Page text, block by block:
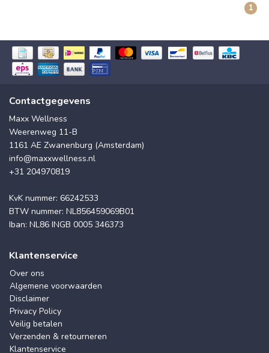
1
Contactgegevens
Maxx Wellness
Weerenweg 11-B
1161 AE Zwanenburg (Amsterdam)
info@maxxwellness.nl
+31 204970819
KvK nummer: 66242533
BTW nummer: NL856459069B01
Iban: NL86 INGB 0005 346373
Klantenservice
Over ons
Algemene voorwaarden
Disclaimer
Privacy Policy
Veilig betalen
Verzenden & retourneren
Klantenservice